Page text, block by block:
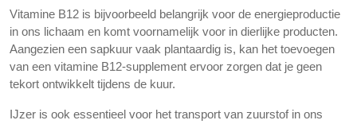
Vitamine B12 is bijvoorbeeld belangrijk voor de energieproductie
in ons lichaam en komt voornamelijk voor in dierlijke producten.
Aangezien een sapkuur vaak plantaardig is, kan het toevoegen
van een vitamine B12-supplement ervoor zorgen dat je geen
tekort ontwikkelt tijdens de kuur.
IJzer is ook essentieel voor het transport van zuurstof in ons